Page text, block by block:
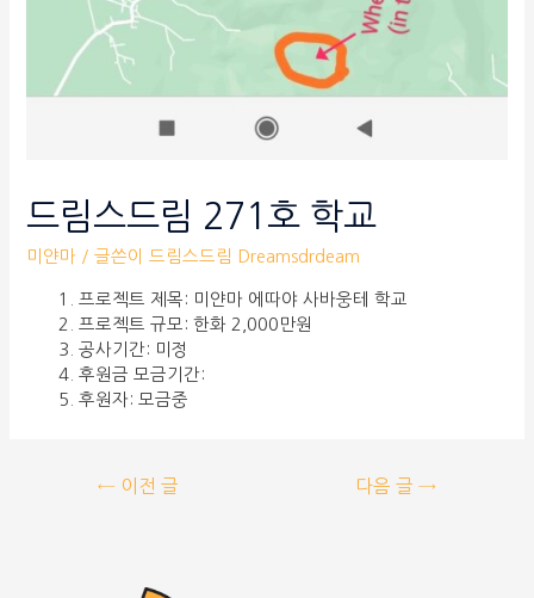
드림스드림 271호 학교
미얀마 / 글쓴이드림스드림 Dreamsdrdeam
프로젝트 제목: 미얀마 에따야 사바웅테 학교
프로젝트 규모: 한화 2,000만원
공사기간: 미정
후원금 모금기간:
후원자: 모금중
←이전 글 다음 글→